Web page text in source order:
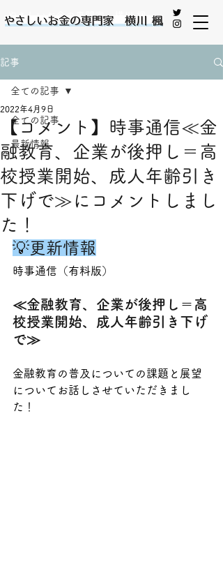
やさしいお金の専門家 横川 楓
記事
全ての記事
最新情報
全ての記事
【コメント】時事通信≪金
融教育、企業が後押し＝高
校授業開始、成人年齢引き
下げで≫にコメントしまし
た！
2022年4月9日
💡更新情報
時事通信（有料版）
≪金融教育、企業が後押し＝高
校授業開始、成人年齢引き下げ
で≫
金融教育の普及についての課題と展望
についてお話しさせていただきまし
た！